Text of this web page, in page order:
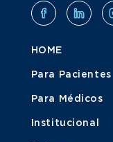
HOME
Para Pacientes
Para Médicos
Institucional